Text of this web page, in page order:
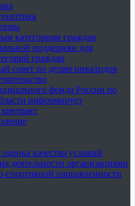
категориям граждан
поддержки для
граждан
совет по делам инвалидов
фонда России по
информирует
качества условий
деятельности организациями
спортивной направленности